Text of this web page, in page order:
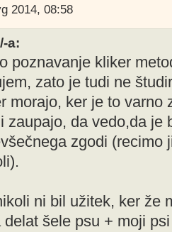
2014, 08:58
a:
poznavanje kliker
zato je tudi ne
morajo, ker je to varno
zaupajo, da vedo,da je
zgodi (recimo
ni bil užitek, ker že
šele psu + moji